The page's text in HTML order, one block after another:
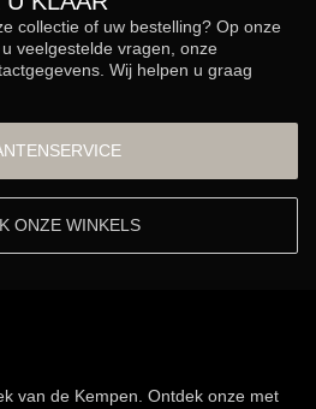
collectie of uw bestelling? Op onze
veelgestelde vragen, onze
Wij helpen u graag
ONZE WINKELS
van de Kempen. Ontdek onze met